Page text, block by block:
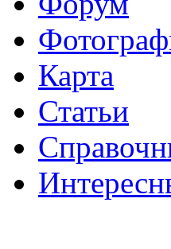
Карта
Статьи